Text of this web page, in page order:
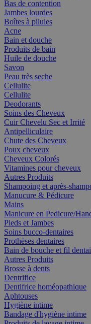
Bas de contention
Jambes lourdes
Boîtes à pilules
Acne
Bain et douche
Produits de bain
Huile de douche
Savon
Peau très seche
Cellulite
Cellulite
Deodorants
Soins des Cheveux
Cuir Chevelu Sec et Irrité
Antipelliculaire
Chute des Cheveux
Poux cheveux
Cheveux Colorés
Vitamines pour cheveux
Autres Produits
Shampoing et après-
Manucure & Pédicure
Mains
Manicure en Pedicure/
Pieds et Jambes
Soins bucco-dentaires
Prothèses dentaires
Bain de bouche et fil
Autres Produits
Brosse à dents
Dentrifice
Dentifrice homéopathique
Aphtouses
Hygiène intime
Bandage d'hygiène intime